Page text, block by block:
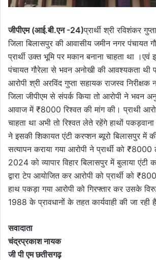
जीपीएम (आई.बी.एन -24)प्रार्थी श्री रविशंकर
जिला बिलासपुर की आवासीय जमीन नगर पंचायत
प्रार्थी उक्त भूमि पर मकान बनाना चाहता था
पंचायत गौरेला से भवन अनोखी की आवश्यकता थी
आरोपी श्री अरविंद गुप्ता सहायक राजस्व निरीक्षक
जिला जीपीएम से संपर्क किया तो आरोपी ने भवन
आवाज में ₹8000 रिश्वत की मांग की। प्राथी
चाहता था अभी तो रिश्वत लेते रहेंगे हाथों पकड़वाना
ने इसकी शिकायत एंटी करप्शन ब्यूरो बिलासपुर में
सत्यापन कराया गया आरोपी ने प्रार्थी को
2024 को व्यापार विहार बिलासपुर में बुलाया एंटी
द्वारा टेप आयोजित कर आरोपी को प्रार्थी को
हाथ पकड़ा गया आरोपी को गिरफ्तार कर उसके
1988 के प्रावधानों के तहत कार्यवाही की जा रही
सवादाता
चंद्रप्रकाश नायक
जी पी एम छतीसगढ़